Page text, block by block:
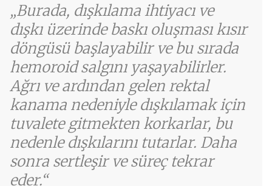
Burada, dışkılama ihtiyacı ve
dışkı üzerinde baskı oluşması kısır
döngüsü başlayabilir ve bu sırada
hemoroid salgını yaşayabilirler.
Ağrı ve ardından gelen rektal
kanama nedeniyle dışkılamak için
tuvalete gitmekten korkarlar, bu
nedenle dışkılarını tutarlar. Daha
sonra sertleşir ve süreç tekrar
eder.